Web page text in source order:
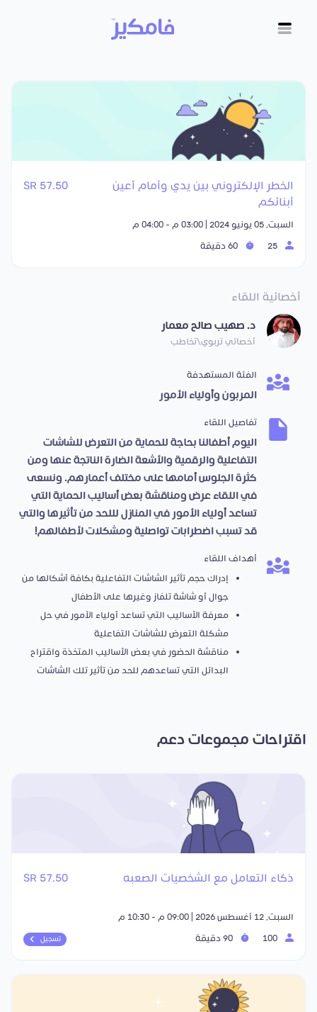
الخطر الإلكتروني بين يدي وأمام أعين
أبنائكم
57.50 SR
السبت, 05 يونيو 2024 | 03:00 م - 04:00 م
أخصائية اللقاء
د. صهيب صالح معمار
أخصائي تربوي\تخاطب
الفئة المستهدفة
المربون وأولياء الأمور
تفاصيل اللقاء
اليوم أطفالنا بحاجة للحماية من التعرض للشاشات
التفاعلية والرقمية والأشعة الضارة الناتجة عنها ومن
كثرة الجلوس أمامها على مختلف أعمارهم. ونسعى
في اللقاء عرض ومناقشة بعض أساليب الحماية التي
تساعد أولياء الأمور في المنازل لللحد من تأثيرها والتي
قد تسبب اضطرابات تواصلية ومشكلات لأطفالهم!
أهداف اللقاء
إدراك حجم تأثير الشاشات التفاعلية بكافة أشكالها من
جوال أو شاشة تلفاز وغيرها على الأطفال
معرفة الأساليب التي تساعد أولياء الأمور في حل
مشكلة التعرض للشاشات التفاعلية
مناقشة الحضور في بعض الأساليب المتخذة واقتراح
البدائل التي تساعدهم للحد من تأثير تلك الشاشات
اقتراحات مجموعات دعم
ذكاء التعامل مع الشخصيات الصعبه 57.50 SR
السبت, 12 أغسطس 2026 | 09:00 م - 10:30 م
تسجيل